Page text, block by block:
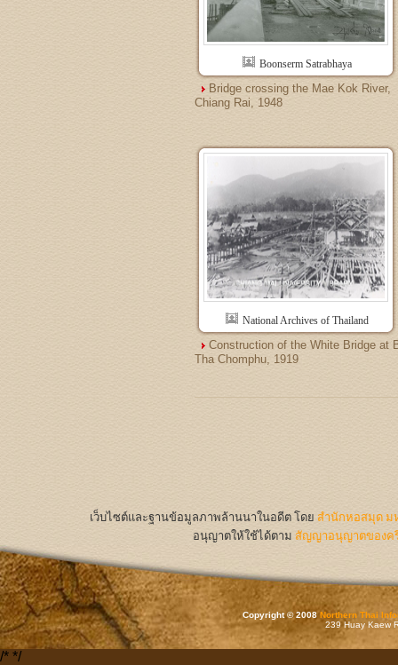
Boonserm Satrabhaya
Bridge crossing the Mae Kok River,
Chiang Rai, 1948
National Archives of Thailand
Construction of the White Bridge at
Tha Chomphu, 1919
เว็บไซต์และฐานข้อมูลภาพล้านนาในอดีต โดย สำนักหอสมุด ม
อนุญาตให้ใช้ได้ตาม สัญญาอนุญาตของค
Copyright © 2008Northern Thai
239 Huay Kaew
/* */